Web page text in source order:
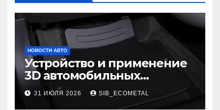
НОВОСТИ АВТО
Устройство и применение
3D автомобильных
ковриков
31 ИЮЛЯ 2026 SIB_ECOMETAL